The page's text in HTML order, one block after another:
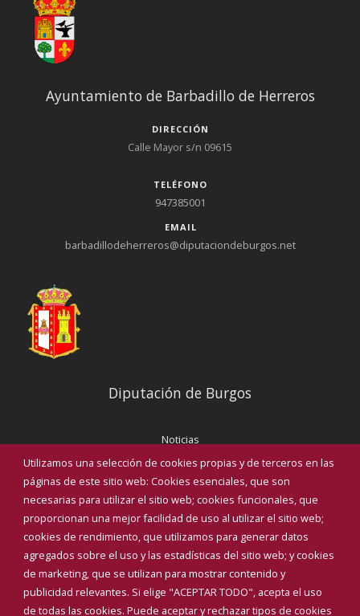
Utilizamos una selección de cookies propias y de terceros en las
páginas de este sitio web: Cookies esenciales, que son
necesarias para utilizar el sitio web; cookies funcionales, que
proporcionan una mejor facilidad de uso al utilizar el sitio web;
cookies de rendimiento, que utilizamos para generar datos
agregados sobre el uso y las estadísticas del sitio web; y cookies
de marketing, que se utilizan para mostrar contenido y
publicidad relevantes. Si elige "ACEPTAR TODO", acepta el uso
de todas las cookies. Puede aceptar y rechazar tipos de cookies
Ayuntamiento de Barbadillo de Herreros
DIRECCIÓN
Calle Mayor s/n 09615
TELÉFONO
947385001
EMAIL
barbadillodeherreros@diputaciondeburgos.net
Diputación de Burgos
Noticias
Eventos
Corporación Municipal
Teléfonos de interés
INICIAR SESIÓN
MAPA WEB